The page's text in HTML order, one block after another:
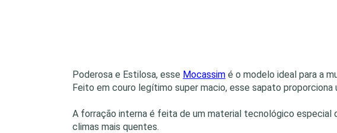
Poderosa e Estilosa, esse Mocassim é o modelo ideal para a
Feito em couro legítimo super macio, esse sapato
A forração interna é feita de um material tecnológico
climas mais quentes.